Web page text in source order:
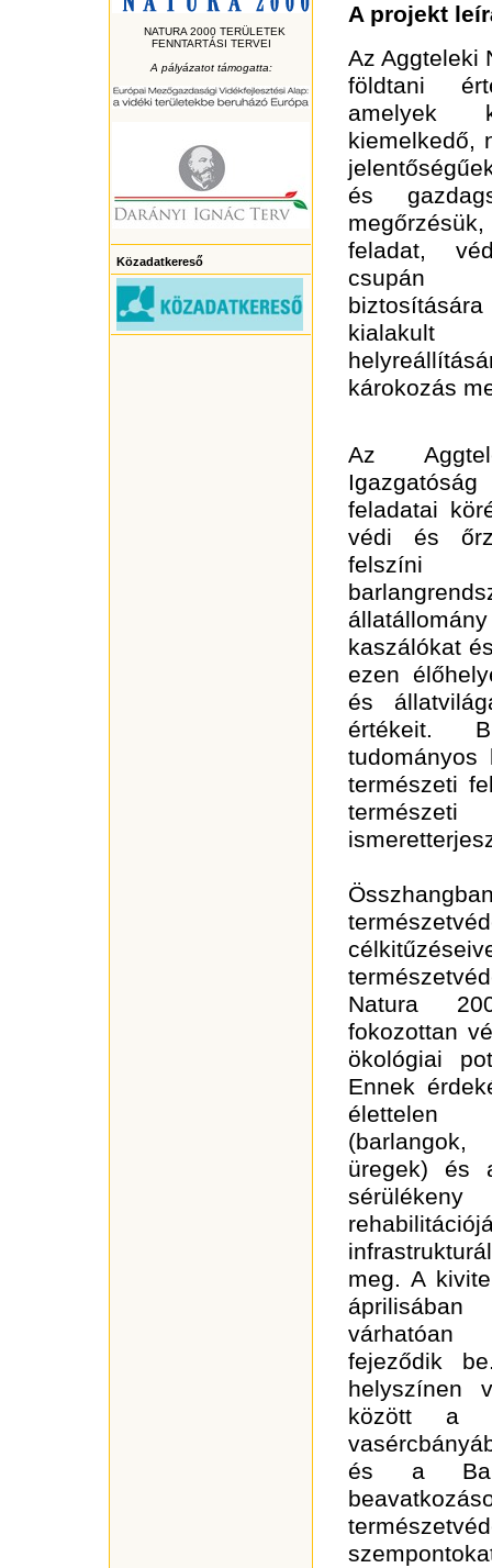
NATURA 2000 TERÜLETEK
FENNTARTÁSI TERVEI
A pályázatot támogatta:
Közadatkereső
A projekt
Az Aggteleki
földtani
amelyek
kiemelkedő,
és
feladat,
csupán
kialakult
károkozás
Az
feladatai
védi és
kaszálókat
ezen
és
értékeit.
tudományos
természeti
Natura
fokozottan
ökológiai
Ennek
élettelen
üregek) és
meg. A
fejeződik
helyszínen
között a
és a